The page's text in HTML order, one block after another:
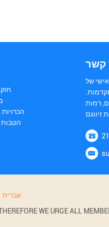
הטבות
קשר
של
רמות
עִברִית
WE URGE ALL